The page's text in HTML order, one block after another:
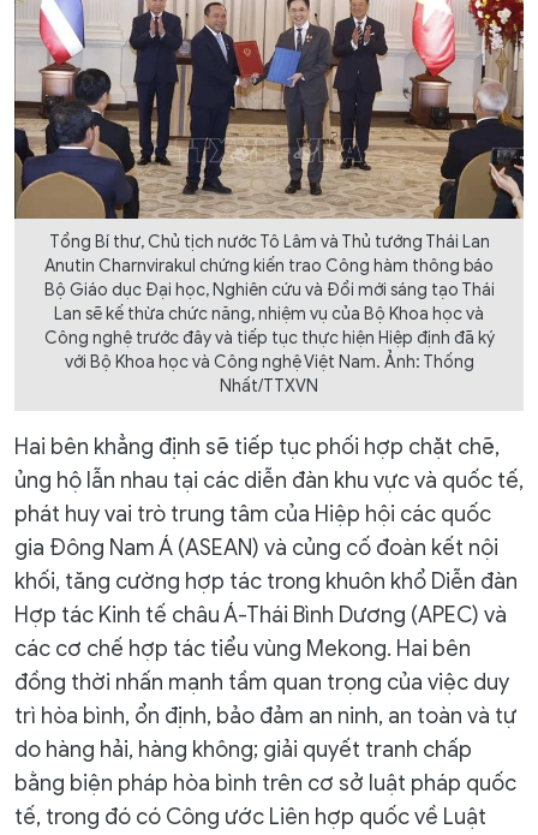
Tổng Bí thư, Chủ tịch nước Tô Lâm và Thủ tướng Thái Lan
Anutin Charnvirakul chứng kiến trao Công hàm thông báo
Bộ Giáo dục Đại học, Nghiên cứu và Đổi mới sáng tạo Thái
Lan sẽ kế thừa chức năng, nhiệm vụ của Bộ Khoa học và
Công nghệ trước đây và tiếp tục thực hiện Hiệp định đã ký
với Bộ Khoa học và Công nghệ Việt Nam. Ảnh: Thống
Nhất/TTXVN
Hai bên khẳng định sẽ tiếp tục phối hợp chặt chẽ,
ủng hộ lẫn nhau tại các diễn đàn khu vực và quốc tế,
phát huy vai trò trung tâm của Hiệp hội các quốc
gia Đông Nam Á (ASEAN) và củng cố đoàn kết nội
khối, tăng cường hợp tác trong khuôn khổ Diễn đàn
Hợp tác Kinh tế châu Á-Thái Bình Dương (APEC) và
các cơ chế hợp tác tiểu vùng Mekong. Hai bên
đồng thời nhấn mạnh tầm quan trọng của việc duy
trì hòa bình, ổn định, bảo đảm an ninh, an toàn và tự
do hàng hải, hàng không; giải quyết tranh chấp
bằng biện pháp hòa bình trên cơ sở luật pháp quốc
tế, trong đó có Công ước Liên hợp quốc về Luật